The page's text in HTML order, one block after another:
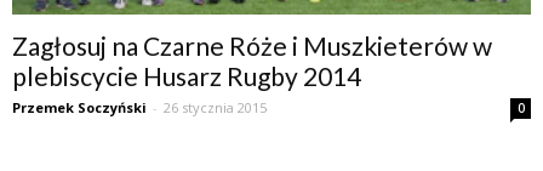
Zagłosuj na Czarne Róże i Muszkieterów w
plebiscycie Husarz Rugby 2014
Przemek Soczyński - 26 stycznia 2015 0